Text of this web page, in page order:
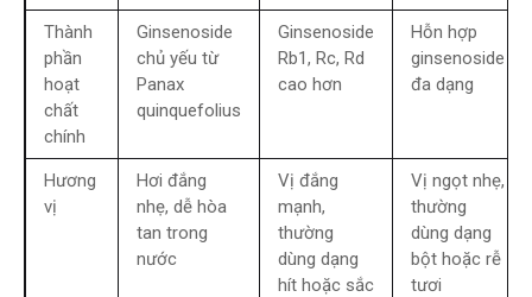
Thành
phần
hoạt
chất
chính
Ginsenoside
chủ yếu từ
Panax
quinquefolius
Ginsenoside
Rb1, Rc, Rd
cao hơn
Hỗn hợp
ginsenoside
đa dạng
Hương
vị
Hơi đắng
nhẹ, dễ hòa
tan trong
nước
Vị đắng
mạnh,
thường
dùng dạng
hít hoặc sắc
Vị ngọt nhẹ,
thường
dùng dạng
bột hoặc rễ
tươi